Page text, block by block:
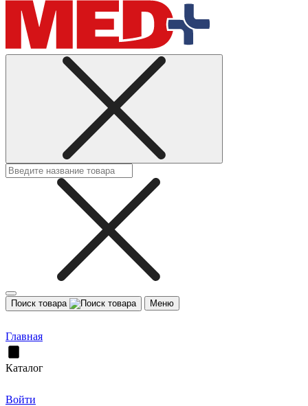
Поиск товара Меню
Главная
Каталог
Войти